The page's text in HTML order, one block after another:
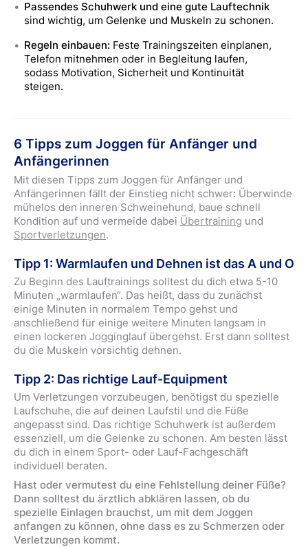
Passendes Schuhwerk und eine gute Lauftechnik
sind wichtig, um Gelenke und Muskeln zu schonen.
Regeln einbauen: Feste Trainingszeiten einplanen,
Telefon mitnehmen oder in Begleitung laufen,
sodass Motivation, Sicherheit und Kontinuität
steigen.
6 Tipps zum Joggen für Anfänger und
Anfängerinnen
Mit diesen Tipps zum Joggen für Anfänger und
Anfängerinnen fällt der Einstieg nicht schwer: Überwinde
mühelos den inneren Schweinehund, baue schnell
Kondition auf und vermeide dabei Übertraining und
Sportverletzungen.
Tipp 1: Warmlaufen und Dehnen ist das A und O
Zu Beginn des Lauftrainings solltest du dich etwa 5-10
Minuten „warmlaufen“. Das heißt, dass du zunächst
einige Minuten in normalem Tempo gehst und
anschließend für einige weitere Minuten langsam in
einen lockeren Jogginglauf übergehst. Erst dann solltest
du die Muskeln vorsichtig dehnen.
Tipp 2: Das richtige Lauf-Equipment
Um Verletzungen vorzubeugen, benötigst du spezielle
Laufschuhe, die auf deinen Laufstil und die Füße
angepasst sind. Das richtige Schuhwerk ist außerdem
essenziell, um die Gelenke zu schonen. Am besten lässt
du dich in einem Sport- oder Lauf-Fachgeschäft
individuell beraten.
Hast oder vermutest du eine Fehlstellung deiner Füße?
Dann solltest du ärztlich abklären lassen, ob du
spezielle Einlagen brauchst, um mit dem Joggen
anfangen zu können, ohne dass es zu Schmerzen oder
Verletzungen kommt.